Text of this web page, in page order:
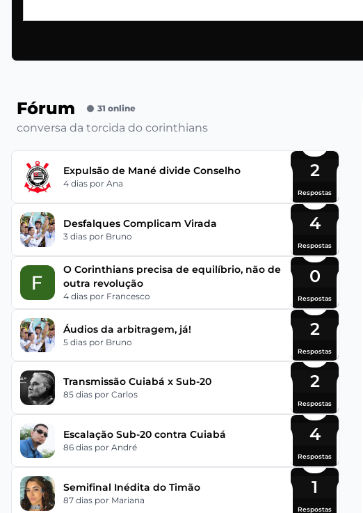
Fórum 31 online
conversa da torcida do corinthians
Expulsão de Mané divide Conselho
4 dias por Ana
2
Respostas
Desfalques Complicam Virada
3 dias por Bruno
4
Respostas
O Corinthians precisa de equilíbrio, não de
outra revolução
4 dias por Francesco
0
Respostas
Áudios da arbitragem, já!
5 dias por Bruno
2
Respostas
Transmissão Cuiabá x Sub-20
85 dias por Carlos
2
Respostas
Escalação Sub-20 contra Cuiabá
86 dias por André
4
Respostas
Semifinal Inédita do Timão
87 dias por Mariana
1
Respostas